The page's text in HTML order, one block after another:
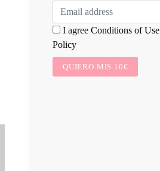
I agree Conditions of Use
Policy
QUIERO MIS 10€